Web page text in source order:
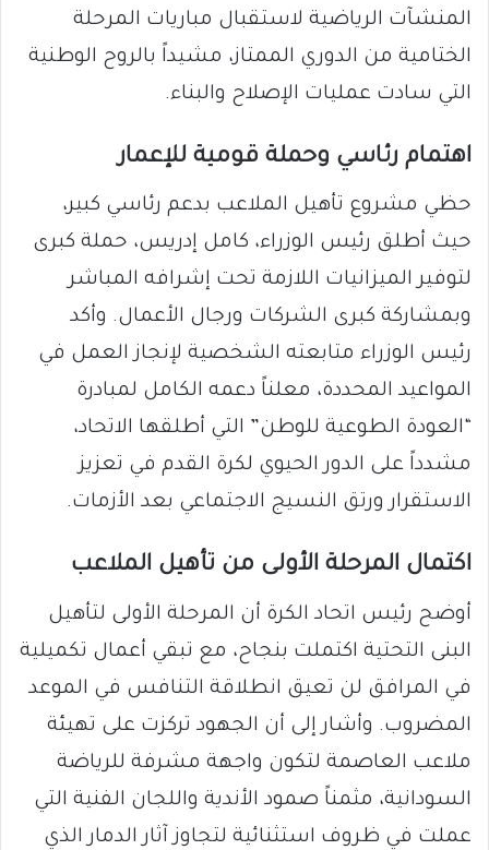
المنشآت الرياضية لاستقبال مباريات المرحلة
الختامية من الدوري الممتاز، مشيداً بالروح الوطنية
التي سادت عمليات الإصلاح والبناء.
اهتمام رئاسي وحملة قومية للإعمار
حظي مشروع تأهيل الملاعب بدعم رئاسي كبير،
حيث أطلق رئيس الوزراء، كامل إدريس، حملة كبرى
لتوفير الميزانيات اللازمة تحت إشرافه المباشر
وبمشاركة كبرى الشركات ورجال الأعمال. وأكد
رئيس الوزراء متابعته الشخصية لإنجاز العمل في
المواعيد المحددة، معلناً دعمه الكامل لمبادرة
“العودة الطوعية للوطن” التي أطلقها الاتحاد،
مشدداً على الدور الحيوي لكرة القدم في تعزيز
الاستقرار ورتق النسيج الاجتماعي بعد الأزمات.
اكتمال المرحلة الأولى من تأهيل الملاعب
أوضح رئيس اتحاد الكرة أن المرحلة الأولى لتأهيل
البنى التحتية اكتملت بنجاح، مع تبقي أعمال تكميلية
في المرافق لن تعيق انطلاقة التنافس في الموعد
المضروب. وأشار إلى أن الجهود تركزت على تهيئة
ملاعب العاصمة لتكون واجهة مشرفة للرياضة
السودانية، مثمناً صمود الأندية واللجان الفنية التي
عملت في ظروف استثنائية لتجاوز آثار الدمار الذي